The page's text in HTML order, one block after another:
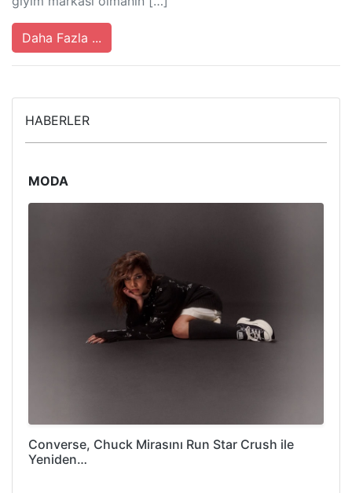
Daha Fazla ...
HABERLER
MODA
Converse, Chuck Mirasını Run Star Crush ile
Yeniden…